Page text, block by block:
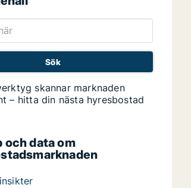
skannar marknaden
– hitta din nästa hyresbostad
och data om